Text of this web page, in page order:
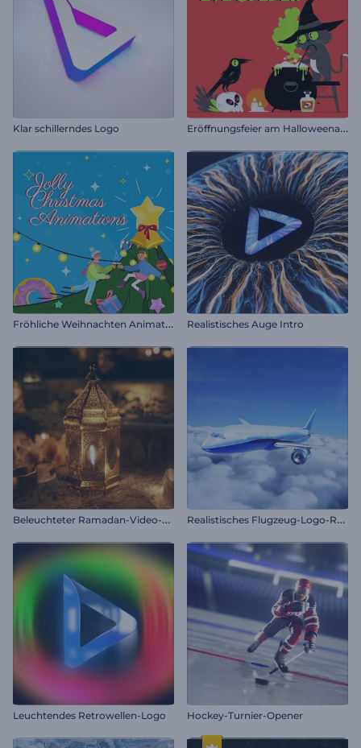
Klar schillerndes Logo E
röffnungsfeier am Halloweenabend
F
röhliche Weihnachten Animationen Realistisches Auge Intro
B
eleuchteter Ramadan-Video-Opener R
ealistisches Flugzeug-Logo-Reveal
Leuchtendes Retrowellen-Logo Hockey-Turnier-Opener